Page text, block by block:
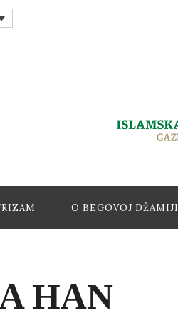
O BEGOVOJ DŽAMIJI
HAN